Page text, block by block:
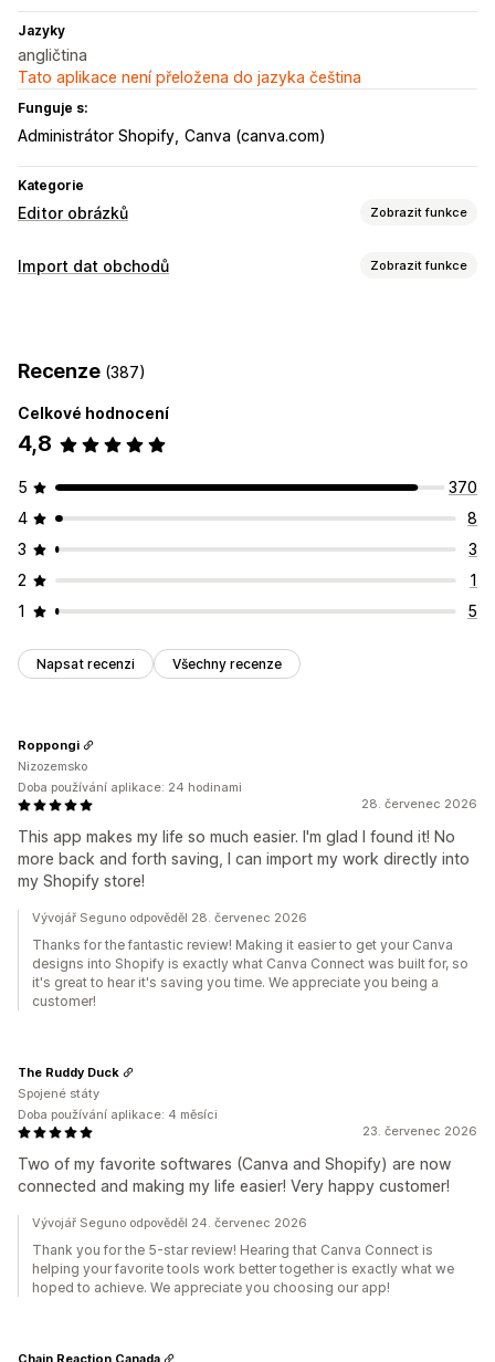
Jazyky
angličtina
Tato aplikace není přeložena do jazyka čeština
Funguje s:
Administrátor Shopify Canva (canva.com)
Kategorie
Editor obrázků Zobrazit funkce
Optimalizace obrázků
Generativní vyplnění
Import dat obchodů Zobrazit funkce
Kolekce Produkty
Recenze (387)
Celkové hodnocení
4,8
5
370
4
8
3
3
2
1
1
5
Napsat recenzi Všechny recenze
28. červenec 2026
This app makes my life so much easier. I'm glad I found it! No
more back and forth saving, I can import my work directly into
my Shopify store!
Roppongi
Nizozemsko
Doba používání aplikace: 24 hodinami
Vývojář Seguno odpověděl 28. červenec 2026
Thanks for the fantastic review! Making it easier to get your Canva
designs into Shopify is exactly what Canva Connect was built for, so
it's great to hear it's saving you time. We appreciate you being a
customer!
23. červenec 2026
Two of my favorite softwares (Canva and Shopify) are now
connected and making my life easier! Very happy customer!
The Ruddy Duck
Spojené státy
Doba používání aplikace: 4 měsíci
Vývojář Seguno odpověděl 24. červenec 2026
Thank you for the 5-star review! Hearing that Canva Connect is
helping your favorite tools work better together is exactly what we
hoped to achieve. We appreciate you choosing our app!
Chain Reaction Canada